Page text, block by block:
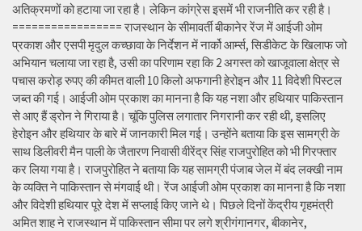
अतिक्रमणों को हटाया जा रहा है। लेकिन कांग्रेस इसमें भी राजनीति कर रही है।
================= राजस्थान के सीमावर्ती बीकानेर रेंज में आईजी ओम
प्रकाश और एसपी मृदुल कच्छावा के निर्देशन में नार्को आर्म्स, सिडीकेट के खिलाफ जो
अभियान चलाया जा रहा है, उसी का परिणाम रहा कि 2 अगस्त को खाजूवाला क्षेत्र से
पचास करोड़ रुपए की कीमत वाली 10 किलो अफगानी हेरोइन और 11 विदेशी पिस्टल
जब्त की गई। आईजी ओम प्रकाश का मानना है कि यह नशा और हथियार पाकिस्तान
से आए हैं ड्रोन ने गिराया है। चूंकि पुलिस लगातार निगरानी कर रही थी, इसलिए
हेरोइन और हथियार के बारे में जानकारी मिल गई। उन्होंने बताया कि इस सामग्री के
साथ डिलीवरी मैन पाली के जैतारण निवासी वीरेंद्र सिंह राजपुरोहित को भी गिरफ्तार
कर लिया गया है। राजपुरोहित ने बताया कि यह सामग्री पंजाब जेल में बंद लक्खी नाम
के व्यक्ति ने पाकिस्तान से मंगवाई थी। रेंज आईजी ओम प्रकाश का मानना है कि नशा
और विदेशी हथियार पूरे देश में सप्लाई किए जाने थे। पिछले दिनों केंद्रीय गृहमंत्री
अमित शाह ने राजस्थान में पाकिस्तान सीमा पर लगे श्रीगंगानगर, बीकानेर,